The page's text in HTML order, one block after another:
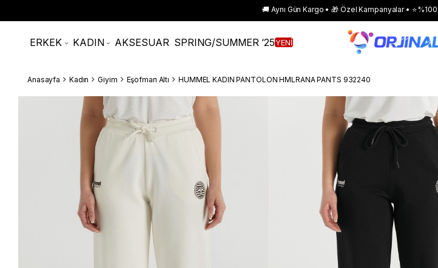
🚚 Aynı Gün Kargo • 🎁 Özel Kampanyalar • ⭐
ERKEK KADIN AKSESUAR SPRING/SUMMER ‘25YENİ
Anasayfa Kadın Giyim Eşofman Altı HUMMEL KADIN PANTOLON HMLRANA PANTS 932240